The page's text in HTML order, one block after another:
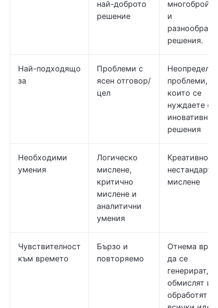
най-доброто
решение
и
решения.
Най-подходящо
за
Проблеми с
ясен отговор/
цел
проблеми, за
които се
нуждаете от
иновативни
решения
Необходими
умения
Логическо
мислене,
критично
мислене и
аналитични
умения
мислене
Чувствителност
към времето
Бързо и
повторяемо
Отнема
да се
генерират,
обмислят и
обработят